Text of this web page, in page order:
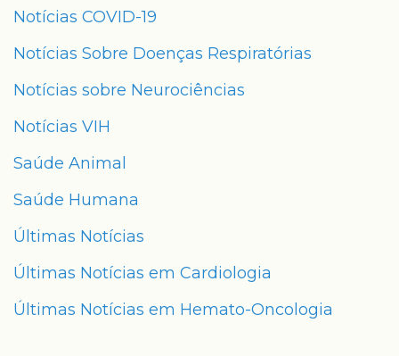
Notícias COVID-19
Notícias Sobre Doenças Respiratórias
Notícias sobre Neurociências
Notícias VIH
Saúde Animal
Saúde Humana
Últimas Notícias
Últimas Notícias em Cardiologia
Últimas Notícias em Hemato-Oncologia